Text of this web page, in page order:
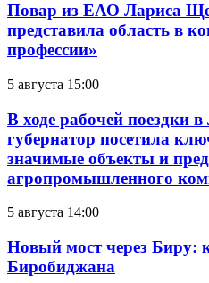
Повар из ЕАО Лариса
представила область в
профессии»
5 августа 15:00
В ходе рабочей поездки
губернатор посетила
значимые объекты и
агропромышленного
5 августа 14:00
Новый мост через Биру:
Биробиджана